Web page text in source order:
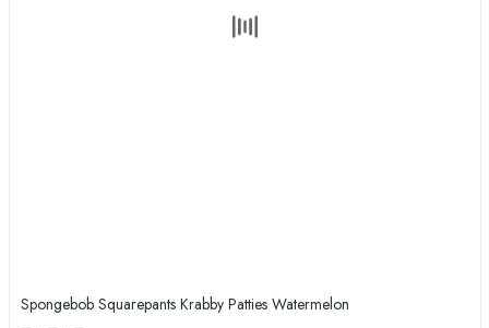
Spongebob Squarepants Krabby Patties Watermelon